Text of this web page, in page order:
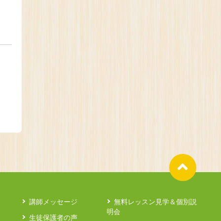
講師メッセージ
生徒保護者の声
無料レッスン見学＆個別説
明会